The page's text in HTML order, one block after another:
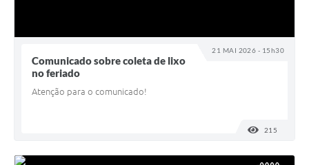
21 MAI 2026 - 15h30
Comunicado sobre coleta de lixo
no feriado
Atenção para o comunicado!
215